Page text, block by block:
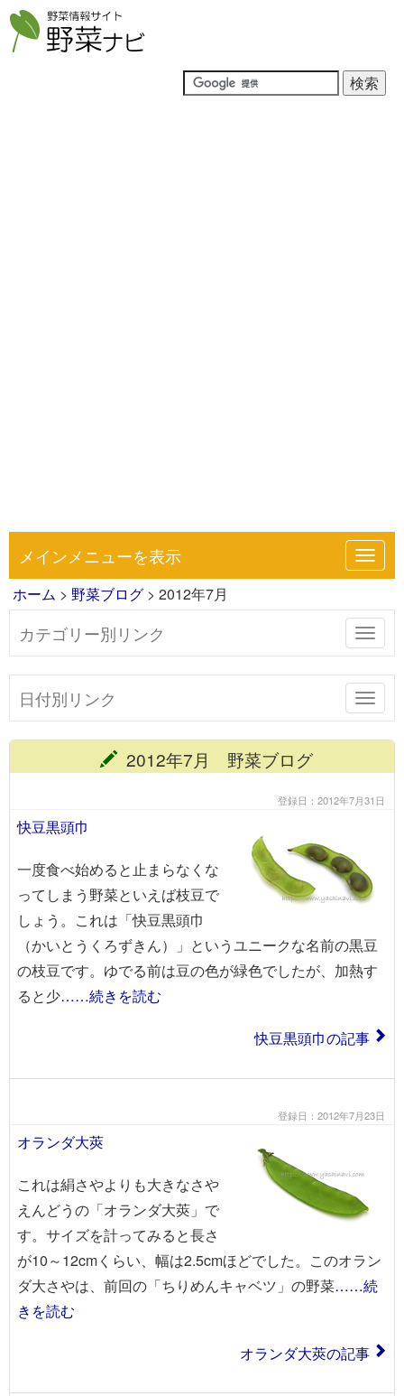
メインメニューを表示
ホーム > 野菜ブログ > 2012年7月
カテゴリー別リンク
日付別リンク
2012年7月 野菜ブログ
登録日：2012年7月31日
快豆黒頭巾
一度食べ始めると止まらなくな
ってしまう野菜といえば枝豆で
しょう。これは「快豆黒頭巾
（かいとうくろずきん）」というユニークな名前の黒豆
の枝豆です。ゆでる前は豆の色が緑色でしたが、加熱す
ると少……続きを読む
快豆黒頭巾の記事
登録日：2012年7月23日
オランダ大莢
これは絹さやよりも大きなさや
えんどうの「オランダ大莢」で
す。サイズを計ってみると長さ
が10～12cmくらい、幅は2.5cmほどでした。このオラン
ダ大さやは、前回の「ちりめんキャベツ」の野菜……続
きを読む
オランダ大莢の記事